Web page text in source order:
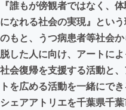
まちづくり・地域
CAMPFIRE for Social
CAMPFIREふるさと
『誰もが傍観者ではなく、
になれる社会の実現』とい
のもと、うつ病患者等社会
脱した人に向け、アートに
社会復帰を支援する活動と
トを広める活動を一緒にで
シェアアトリエを千葉県千